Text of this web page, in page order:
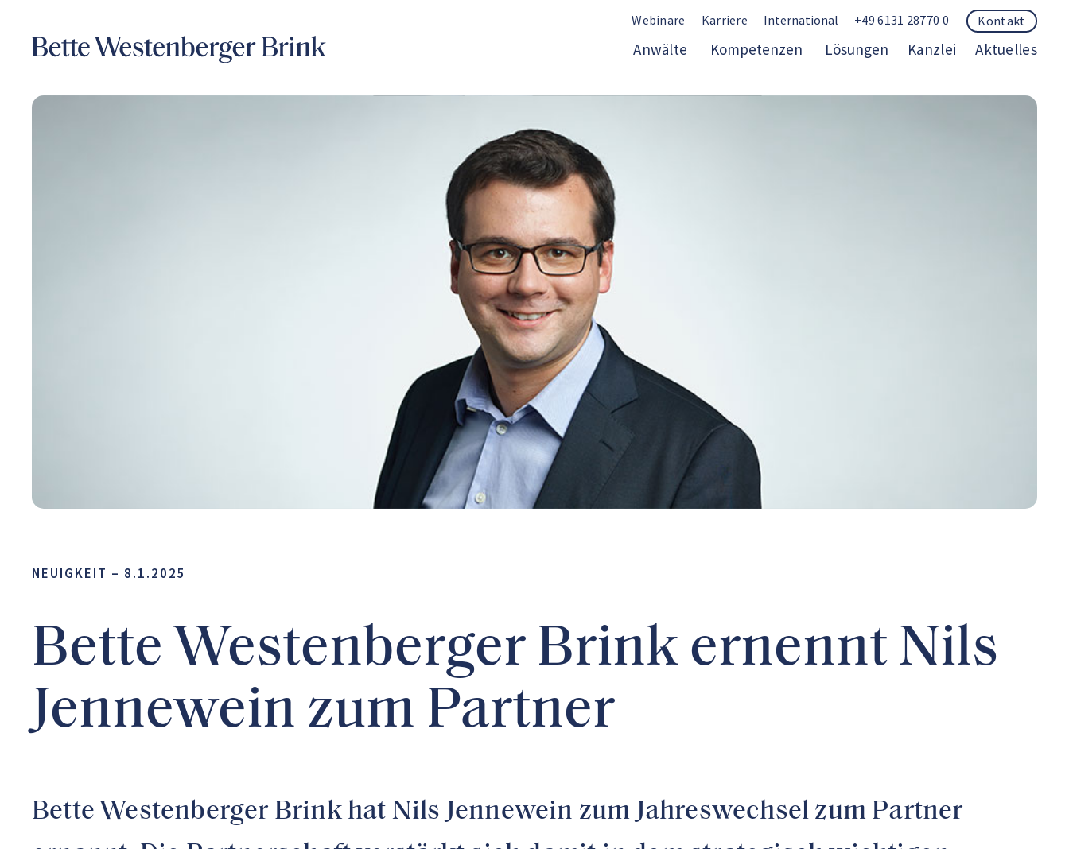
Webinare Karriere International +49 6131 28770 0 Kontakt
Anwälte Kompetenzen Lösungen Kanzlei Aktuelles
NEUIGKEIT – 8.1.2025
Bette Westenberger Brink ernennt Nils
Jennewein zum Partner
Bette Westenberger Brink hat Nils Jennewein zum Jahreswechsel zum Partner